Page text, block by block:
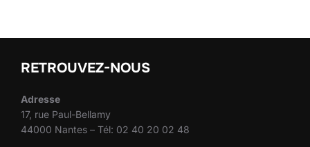
RETROUVEZ-NOUS
Adresse
17, rue Paul-Bellamy
44000 Nantes – Tél: 02 40 20 02 48